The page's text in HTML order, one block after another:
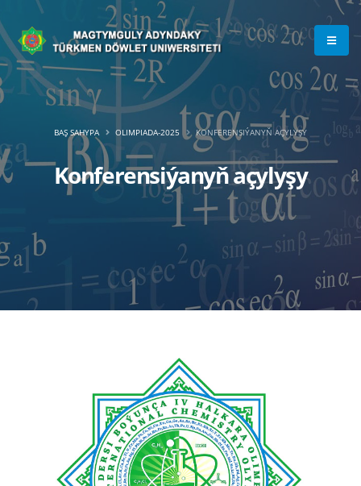
Konferensiýanyň açylyşy
BAŞ SAHYPA OLIMPIADA-2025 KONFERENSIÝANYŇ AÇYLYŞY